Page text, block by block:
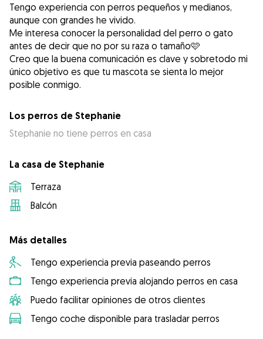
Tengo experiencia con perros pequeños y medianos,
aunque con grandes he vivido.
Me interesa conocer la personalidad del perro o gato
antes de decir que no por su raza o tamaño🩷
Creo que la buena comunicación es clave y sobretodo mi
único objetivo es que tu mascota se sienta lo mejor
posible conmigo.
Los perros de Stephanie
Stephanie no tiene perros en casa
La casa de Stephanie
Terraza
Balcón
Más detalles
Tengo experiencia previa paseando perros
Tengo experiencia previa alojando perros en casa
Puedo facilitar opiniones de otros clientes
Tengo coche disponible para trasladar perros